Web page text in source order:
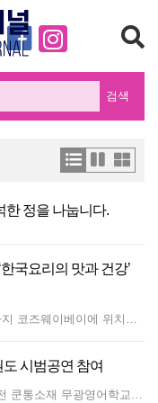
검색
한 정을 나눕니다.
국요리의 맛과 건강’
엘라이어 홀딩스(대표 이경희)는 이달 23일까지 코즈웨이베이에 위치한 타임스퀘어 시티수퍼와 샤틴에 위치한 뉴타운플라자 매장에서 ‘한국상품전’을 개최한다. 이번 행사는 넷플릭스 프로그램 흑백요리사와 피지컬 100을 모티브로 하여 한국의 전통과 현대를 아우르는 다양한 제품들을 홍콩 현지에서 선보이며, ‘한류’라는 주제 아래 K-CHEF와 K-PHYSICAL 컨셉으로 구성된 특별한 이벤트를 진행한다. 이번 행사에서는 흑백요리사에 출연한 유명 셰프인 최현석, 박은영, 여경래, 김도윤 셰프의 제품을 비롯하여, 신세계푸드의 프리미엄 HMR 식품, 조선호텔콜렉션의 고급 식사 세트, 강릉엄지네꼬막밀키트, 간장게장, 홍삼, 막걸리 등 유명 스타쉐프의 요리와 한국의 대표 먹거리를 홍콩에서 직접 맛볼 수 있는 기회를 제공한다. 이와 함께 한국 전통 방짜유기, 한국식 바베큐 그릴팬, 쿠킹웨어, 필터샤워기 등 다양한 리빙 제품도 함께 선보이며 한국의 전통과 현대적 감각을 동시에 체험할 수 있다. 또한, ‘K-PHYSICAL’ 컨셉으로 한국 최고 헬스케어 디바이스 브랜드인 칼로(CALO)의 첨단 제품들이 소개된다. 핸들 없는 전신운동용 접이식 미니 실내 자전거와 EMS 슬리밍, 뷰티 디바이스 등 최신 피트니스 및 헬스케어 기술이 공개되어, 현장에서 직접 체험할 수 있다. 월드옥타 홍콩·마카오 지회장을 겸임하고 있는 이경희 대표는 "이번 한국상품전을 통해 홍콩 내 한류 열풍을 더욱 확산시키고, 한국의 우수한 식품과 라이프스타일 제품들을 홍콩 시민들에게 소개하는 계기를 마련했다. 앞으로도 다양한 한국 문화 및 산업을 홍콩 시장에 알리기 위해 노력할 예정"이라고 말했다.
시범공연 참여
홍콩한인태권도협회 시범단이 11월 28일 오전 쿤통소재 무광영어학교(慕光英文書院| Mu Kuang English School)에서 열린 한중일 문화축제 개막식과 개교 69주년 행사에서 시범공연을 가졌다. 이번 공연에서는 NRG 태권도, 쌍용관 태권도, U&amp;I 태권도 소속 사범들이 참여했다. 재학생 약 8백명 규모의 무광영어학교는 홍콩에서 한국어를 정식과목으로 채택한 첫번째 학교이다. 현재 한국요리교실 및 K댄스경연, 한국국제학교와의 교류방문 등을 통해 학생들에게 다양한 한국 문화 체험의 기회도 제공하고 있다. 무광영어학교의 한국어 교육과 한국문화 체험활동을 지원해오고 있는 이영호 문화원장과 이종석 상공회부회장(한인요식업협회장)이 작년에 이어 참석했고, 그리고 한국관광공사 문선옥 지사장이 함께 자리했다. 참석한 내외빈들과 학부모, 학생들까지 400여명의 개막행사 참석자들은 태권도 시범단의 멋진 공연에 감탄사를 연발하며 박수갈채를 보냈다. 별도의 장소에 준비된 전통놀이 부스마다 학생들의 체험열기가 이어졌다. 홍콩한인태권도협회는 NRG, 쌍용관, 경희, U&amp;I, TNT, 연세리더 태권도 등 6개 태권도장 및 22명 한인 사범으로 구성되어 있다. (사진제공 : 무광영어학교, 홍콩한인태권도협회)